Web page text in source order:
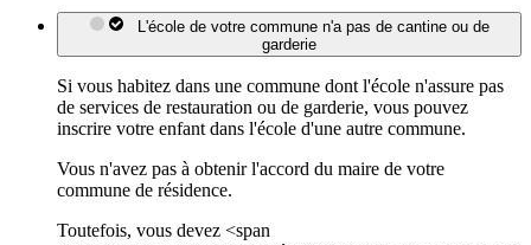
L'école de votre commune n'a pas de cantine ou de
garderie
Si vous habitez dans une commune dont l'école n'assure pas
de services de restauration ou de garderie, vous pouvez
inscrire votre enfant dans l'école d'une autre commune.
Vous n'avez pas à obtenir l'accord du maire de votre
commune de résidence.
Toutefois, vous devez <span